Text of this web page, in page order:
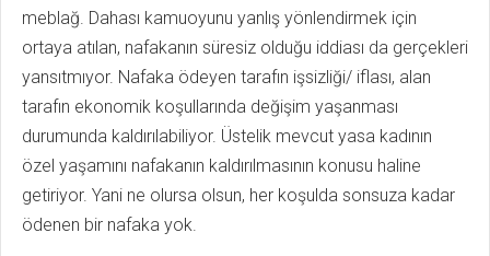
meblağ. Dahası kamuoyunu yanlış yönlendir­mek için
ortaya atılan, nafakanın süresiz olduğu iddiası da gerçekleri
yansıtmı­yor. Nafaka ödeyen tarafın işsizliği/ iflası, alan
tarafın ekonomik koşullarında değişim yaşanması
durumunda kaldırılabiliyor. Üstelik mevcut yasa kadının
özel yaşamını nafakanın kaldırılmasının konusu haline
getiriyor. Yani ne olursa olsun, her koşulda sonsuza kadar
ödenen bir nafaka yok.